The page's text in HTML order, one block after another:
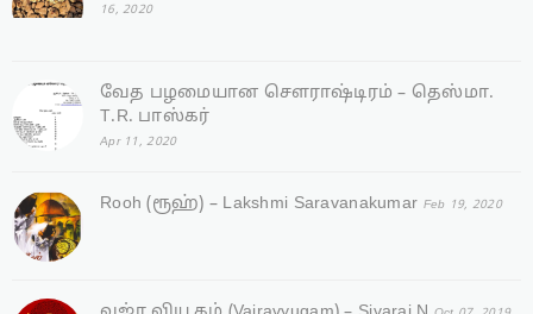
16, 2020
வேத பழமையான சௌராஷ்டிரம் – தெஸ்மா.
T.R. பாஸ்கர்
Apr 11, 2020
Rooh (ரூஹ்) – Lakshmi Saravanakumar Feb 19, 2020